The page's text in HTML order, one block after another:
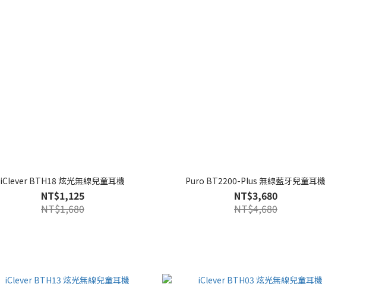
iClever BTH18 炫光無線兒童耳機
NT$1,125
NT$1,680
Puro BT2200-Plus 無線藍牙兒童耳機
NT$3,680
NT$4,680